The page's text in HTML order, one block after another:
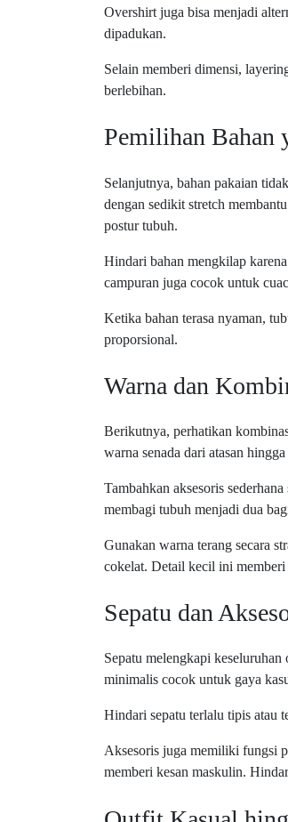
Overshirt juga bisa menjadi
dipadukan.
Selain memberi dimensi,
berlebihan.
Pemilihan Bahan
Selanjutnya, bahan pakaian
dengan sedikit stretch
postur tubuh.
Hindari bahan mengkilap
campuran juga cocok untuk
Ketika bahan terasa nyaman,
proporsional.
Warna dan
Berikutnya, perhatikan
warna senada dari atasan
Tambahkan aksesoris
membagi tubuh menjadi dua
Gunakan warna terang secara
cokelat. Detail kecil ini
Sepatu dan
Sepatu melengkapi
minimalis cocok untuk gaya
Hindari sepatu terlalu tipis atau
Aksesoris juga memiliki fungsi
memberi kesan maskulin.